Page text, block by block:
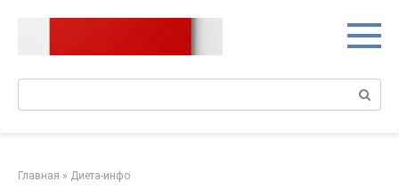
Главная » Диета-инфо